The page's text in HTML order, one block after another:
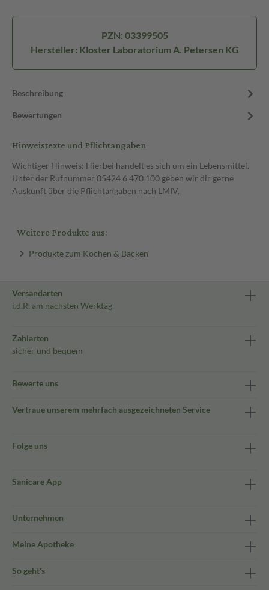
PZN: 03399505
Hersteller: Kloster Laboratorium A. Petersen KG
Beschreibung
Bewertungen
Hinweistexte und Pflichtangaben
Wichtiger Hinweis: Hierbei handelt es sich um ein Lebensmittel.
Unter der Rufnummer 05424 6 470 100 geben wir dir gerne
Auskunft über die Pflichtangaben nach LMIV.
Weitere Produkte aus:
Produkte zum Kochen & Backen
Versandarten
i.d.R. am nächsten Werktag
Zahlarten
sicher und bequem
Bewerte uns
Vertraue unserem mehrfach ausgezeichneten Service
Folge uns
Sanicare App
Unternehmen
Meine Apotheke
So geht's